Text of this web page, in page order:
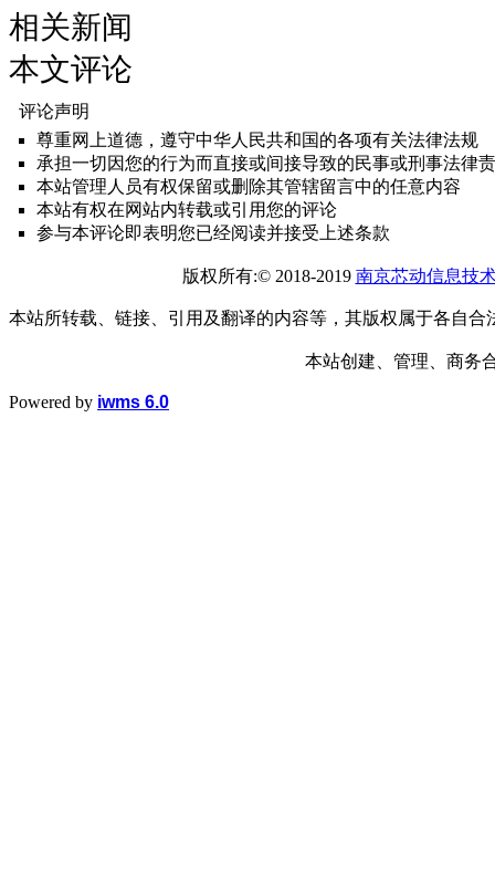
相关新闻
本文评论
评论声明
尊重网上道德，遵守中华人民共和国的各项有关法律法规
承担一切因您的行为而直接或间接导致的民事或刑事法律
本站管理人员有权保留或删除其管辖留言中的任意内容
本站有权在网站内转载或引用您的评论
参与本评论即表明您已经阅读并接受上述条款
版权所有:© 2018-2019 南京芯动信息技
本站所转载、链接、引用及翻译的内容等，其版权属于各自合
本站创建、管理、商务
Powered by iwms 6.0